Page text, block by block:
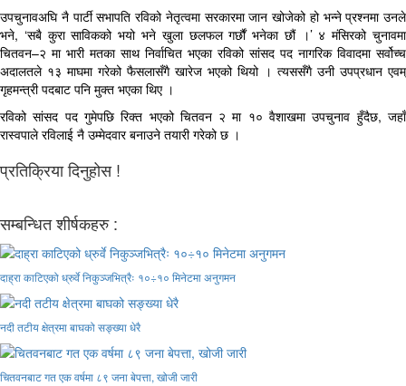
उपचुनावअघि नै पार्टी सभापति रविको नेतृत्वमा सरकारमा जान खोजेको हो भन्ने प्रश्नमा उनले
भने, ‘सबै कुरा साविकको भयो भने खुला छलफल गर्छौं भनेका छौं ।’ ४ मंसिरको चुनावमा
चितवन–२ मा भारी मतका साथ निर्वाचित भएका रविको सांसद पद नागरिक विवादमा सर्वोच्च
अदालतले १३ माघमा गरेको फैसलासँगै खारेज भएको थियो । त्यससँगै उनी उपप्रधान एवम्
गृहमन्त्री पदबाट पनि मुक्त भएका थिए ।
रविको सांसद पद गुमेपछि रिक्त भएको चितवन २ मा १० वैशाखमा उपचुनाव हुँदैछ, जहाँ
रास्वपाले रविलाई नै उम्मेदवार बनाउने तयारी गरेको छ ।
प्रतिक्रिया दिनुहोस !
सम्बन्धित शीर्षकहरु :
दाह्रा काटिएको ध्रुर्वे निकुञ्जभित्रैः १०÷१० मिनेटमा अनुगमन
नदी तटीय क्षेत्रमा बाघको सङ्ख्या धेरै
चितवनबाट गत एक वर्षमा ८९ जना बेपत्ता, खोजी जारी